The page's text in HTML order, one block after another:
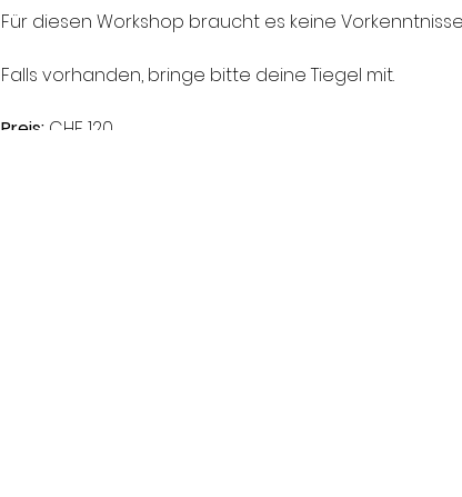
Für diesen Workshop braucht es keine
Falls vorhanden, bringe bitte deine Tiegel mit.
Preis:CHF 120